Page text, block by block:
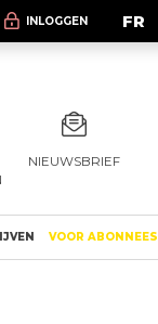
INLOGGEN FR
NIEUWSBRIEF
VOOR ABONNEES